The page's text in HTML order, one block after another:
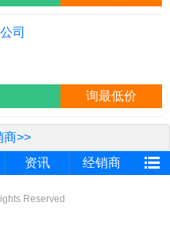
司
询最低价
商>>
资讯 经销商
Reserved